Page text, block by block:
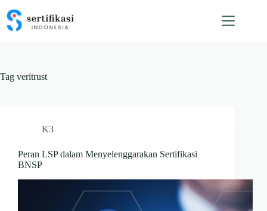
content
Tag veritrust
K3
Peran LSP dalam Menyelenggarakan Sertifikasi
BNSP